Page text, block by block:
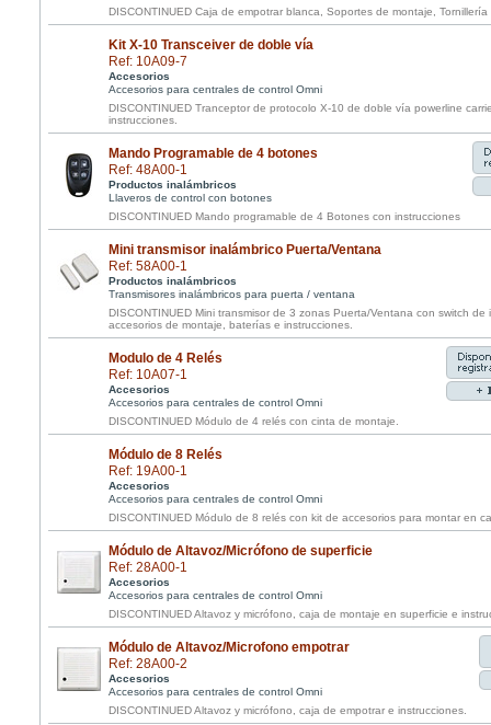
DISCONTINUED Caja de empotrar blanca, Soportes de montaje,
Kit X-10 Transceiver de doble vía
Ref: 10A09-7
Accesorios
Accesorios para centrales de control Omni
DISCONTINUED Tranceptor de protocolo X-10 de doble vía powerline
instrucciones.
Mando Programable de 4 botones
Ref: 48A00-1
Productos inalámbricos
Llaveros de control con botones
DISCONTINUED Mando programable de 4 Botones con instrucciones
Mini transmisor inalámbrico Puerta/Ventana
Ref: 58A00-1
Productos inalámbricos
Transmisores inalámbricos para puerta / ventana
DISCONTINUED Mini transmisor de 3 zonas Puerta/Ventana con switch de
accesorios de montaje, baterías e instrucciones.
Modulo de 4 Relés
Ref: 10A07-1
Accesorios
Accesorios para centrales de control Omni
DISCONTINUED Módulo de 4 relés con cinta de montaje.
Módulo de 8 Relés
Ref: 19A00-1
Accesorios
Accesorios para centrales de control Omni
DISCONTINUED Módulo de 8 relés con kit de accesorios para montar en
Módulo de Altavoz/Micrófono de superficie
Ref: 28A00-1
Accesorios
Accesorios para centrales de control Omni
DISCONTINUED Altavoz y micrófono, caja de montaje en superficie e
Módulo de Altavoz/Microfono empotrar
Ref: 28A00-2
Accesorios
Accesorios para centrales de control Omni
DISCONTINUED Altavoz y micrófono, caja de empotrar e instrucciones.